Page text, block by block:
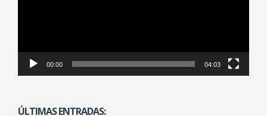
00:00 04:03
ÚLTIMAS ENTRADAS: